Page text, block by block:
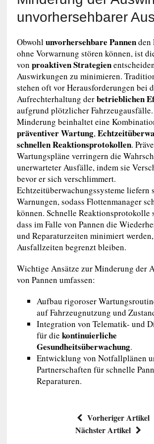
unvorhersehbarer
Obwohlunvorhersehbare Pannenden
ohne Vorwarnung stören können, ist
von proaktiven Strategien
Auswirkungen zu minimieren.
stehen oft vor Herausforderungen bei
Aufrechterhaltung derbetrieblichen
aufgrund plötzlicher
Minderung beinhaltet eine
präventiver Wartung,
schnellen Reaktionsprotokollen.
Wartungspläne verringern die
unerwarteter Ausfälle, indem sie
bevor er sich verschlimmert.
Echtzeitüberwachungssysteme liefern
Warnungen, sodass Flottenmanager
können. Schnelle Reaktionsprotokolle
dass im Falle von Pannen die
und Reparaturzeiten minimiert
Ausfallzeiten begrenzt bleiben.
Wichtige Ansätze zur Minderung der
von Pannen umfassen:
Aufbau rigoroser
auf Fahrzeugnutzung und
Integration von Telematik- und
für die kontinuierliche
Gesundheitsüberwachung.
Entwicklung von Notfallplänen
Partnerschaften für schnelle
Reparaturen.
Vorheriger Artikel
Nächster Artikel